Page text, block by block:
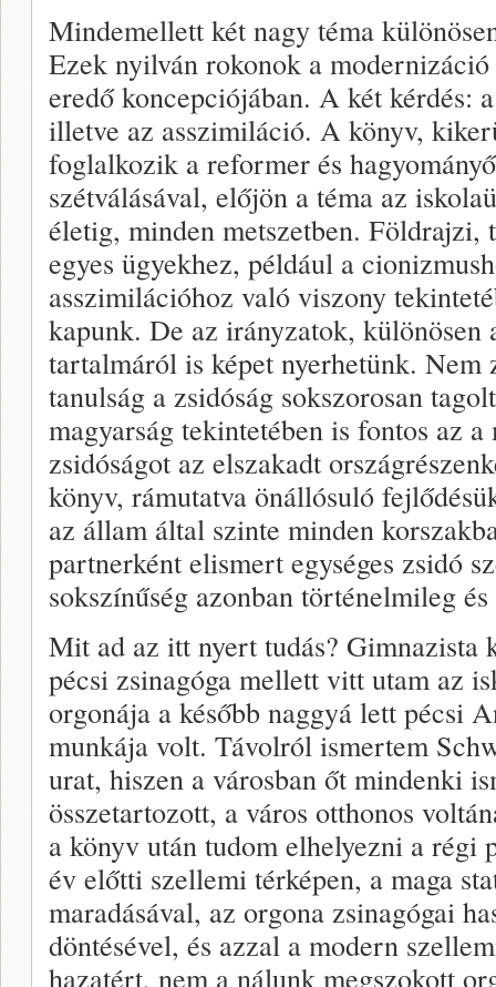
Mindemellett két nagy téma
Ezek nyilván rokonok a
eredő koncepciójában. A két kérdés:
illetve az asszimiláció. A könyv,
foglalkozik a reformer és
szétválásával, előjön a téma az
életig, minden metszetben. Földrajzi,
egyes ügyekhez, például a
asszimilációhoz való viszony
kapunk. De az irányzatok, különösen
tartalmáról is képet nyerhetünk. Nem
tanulság a zsidóság sokszorosan
magyarság tekintetében is fontos az
zsidóságot az elszakadt
könyv, rámutatva önállósuló
az állam által szinte minden
partnerként elismert egységes zsidó
sokszínűség azonban történelmileg
Mit ad az itt nyert tudás? Gimnazista
pécsi zsinagóga mellett vitt utam az
orgonája a később naggyá lett pécsi
munkája volt. Távolról ismertem
urat, hiszen a városban őt mindenki
összetartozott, a város otthonos
a könyv után tudom elhelyezni a régi
év előtti szellemi térképen, a maga
maradásával, az orgona zsinagógai
döntésével, és azzal a modern
hazatért, nem a nálunk megszokott